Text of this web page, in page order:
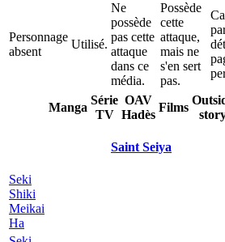
Personnage
absent
Utilisé.
Ne
possède
pas cette
attaque
dans ce
média.
Possède
cette
attaque,
mais ne
s'en sert
pas.
Manga
Série
TV
OAV
Hadès
Films
Saint Seiya
Seki
Shiki
Meikai
Ha